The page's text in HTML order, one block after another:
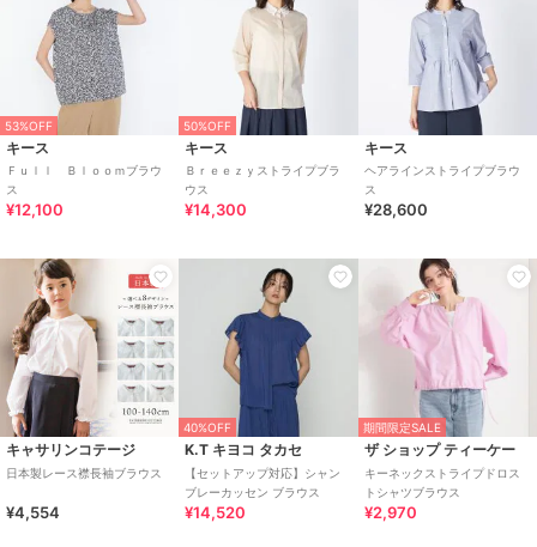
53%OFF
キース
Ｆｕｌｌ Ｂｌｏｏｍブラウ
ス
¥12,100
50%OFF
キース
Ｂｒｅｅｚｙストライプブラ
ウス
¥14,300
キース
ヘアラインストライプブラウ
ス
¥28,600
キャサリンコテージ
日本製レース襟長袖ブラウス
¥4,554
40%OFF
K.T キヨコ タカセ
【セットアップ対応】シャン
ブレーカッセン ブラウス
¥14,520
期間限定SALE
ザ ショップ ティーケー
キーネックストライプドロス
トシャツブラウス
¥2,970